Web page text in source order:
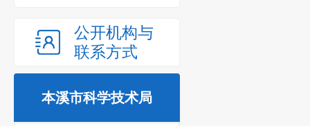
公开机构与
联系方式
本溪市科学技术局